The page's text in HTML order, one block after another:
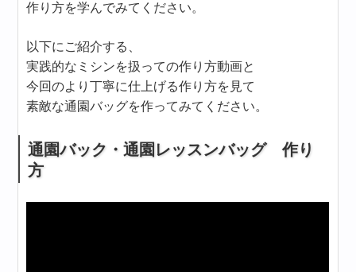
作り方を学んでみてください。
以下にご紹介する、
実践的なミシンを扱っての作り方動画と
今回のより丁寧に仕上げる作り方を見て
素敵な通園バッグを作ってみてください。
通園バック・通園レッスンバッグ 作り
方